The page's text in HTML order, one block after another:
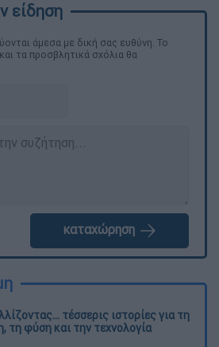
άμεσα με δική σας ευθύνη. Το
τα προσβλητικά σχόλια θα
καταχώρηση
τέσσερις ιστορίες για τη
τη φύση και την τεχνολογία